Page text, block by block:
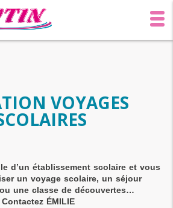
VOYAGES
d’un établissement scolaire et vous
un voyage scolaire, un séjour
une classe de découvertes…
Contactez ÉMILIE